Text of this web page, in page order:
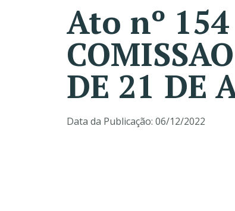
Ato nº 154
DE 21 DE
Data da Publicação: 06/12/2022